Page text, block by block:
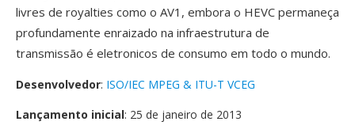
livres de royalties como o AV1, embora o HEVC permaneça
profundamente enraizado na infraestrutura de
transmissão é eletronicos de consumo em todo o mundo.
Desenvolvedor: ISO/IEC MPEG & ITU-T VCEG
Lançamento inicial: 25 de janeiro de 2013